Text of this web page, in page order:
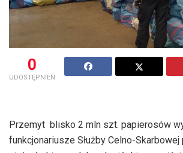
0
UDOSTĘPNIEŃ
Przemyt blisko 2 mln szt. papierosów
funkcjonariusze Służby Celno-